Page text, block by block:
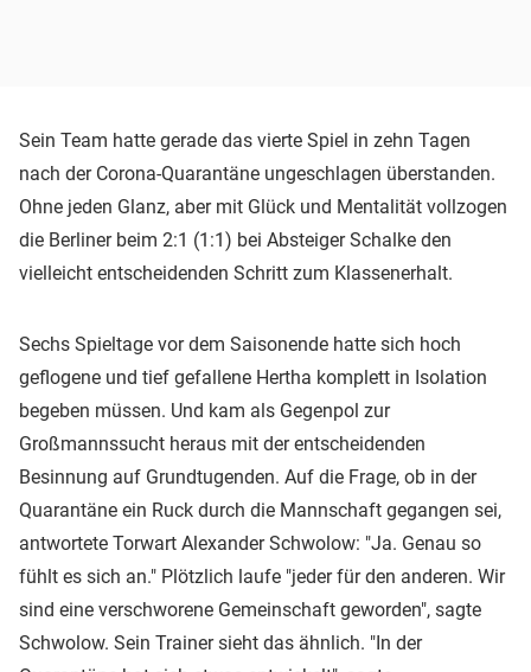
Sein Team hatte gerade das vierte Spiel in zehn Tagen
nach der Corona-Quarantäne ungeschlagen überstanden.
Ohne jeden Glanz, aber mit Glück und Mentalität vollzogen
die Berliner beim 2:1 (1:1) bei Absteiger Schalke den
vielleicht entscheidenden Schritt zum Klassenerhalt.
Sechs Spieltage vor dem Saisonende hatte sich hoch
geflogene und tief gefallene Hertha komplett in Isolation
begeben müssen. Und kam als Gegenpol zur
Großmannssucht heraus mit der entscheidenden
Besinnung auf Grundtugenden. Auf die Frage, ob in der
Quarantäne ein Ruck durch die Mannschaft gegangen sei,
antwortete Torwart Alexander Schwolow: "Ja. Genau so
fühlt es sich an." Plötzlich laufe "jeder für den anderen. Wir
sind eine verschworene Gemeinschaft geworden", sagte
Schwolow. Sein Trainer sieht das ähnlich. "In der